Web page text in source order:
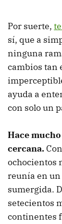
Por suerte,
sí, que a
ninguna
cambios tan
ayuda a
con solo un
Hace
cercana.
ochocientos
reunía en
sumergida.
setecientos
continentes